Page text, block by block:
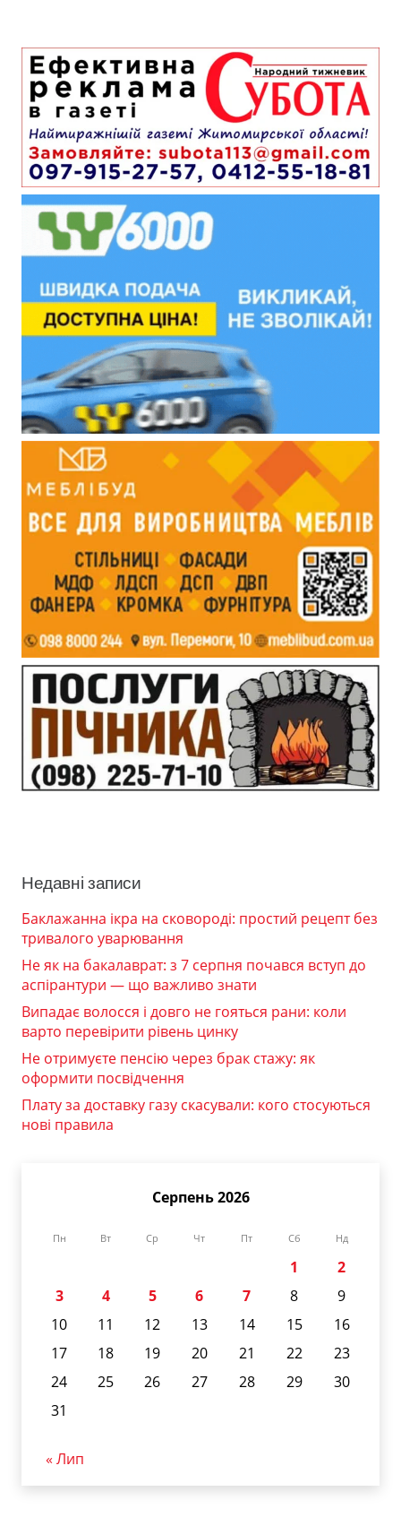
Недавні записи
Баклажанна ікра на сковороді: простий рецепт без
тривалого уварювання
Не як на бакалаврат: з 7 серпня почався вступ до
аспірантури — що важливо знати
Випадає волосся і довго не гояться рани: коли
варто перевірити рівень цинку
Не отримуєте пенсію через брак стажу: як
оформити посвідчення
Плату за доставку газу скасували: кого стосуються
нові правила
Серпень 2026
Пн Вт Ср Чт Пт Сб Нд
1
2
3
4 5 6 7 8
9
10
11 12 13 14 15
16
17
18 19 20 21 22
23
24
25 26 27 28 29
30
31
« Лип